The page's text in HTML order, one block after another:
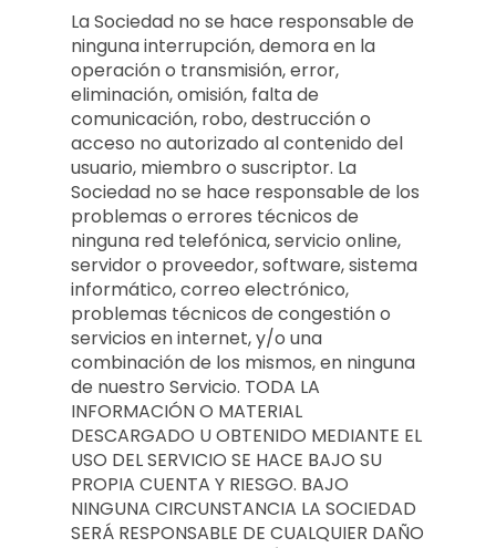
La Sociedad no se hace responsable de
ninguna interrupción, demora en la
operación o transmisión, error,
eliminación, omisión, falta de
comunicación, robo, destrucción o
acceso no autorizado al contenido del
usuario, miembro o suscriptor. La
Sociedad no se hace responsable de los
problemas o errores técnicos de
ninguna red telefónica, servicio online,
servidor o proveedor, software, sistema
informático, correo electrónico,
problemas técnicos de congestión o
servicios en internet, y/o una
combinación de los mismos, en ninguna
de nuestro Servicio. TODA LA
INFORMACIÓN O MATERIAL
DESCARGADO U OBTENIDO MEDIANTE EL
USO DEL SERVICIO SE HACE BAJO SU
PROPIA CUENTA Y RIESGO. BAJO
NINGUNA CIRCUNSTANCIA LA SOCIEDAD
SERÁ RESPONSABLE DE CUALQUIER DAÑO